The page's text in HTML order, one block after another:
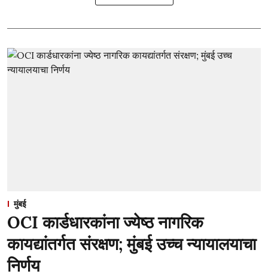
मुंबई
OCI कार्डधारकांना ज्येष्ठ नागरिक
कायद्यांतर्गत संरक्षण; मुंबई उच्च न्यायालयाचा
निर्णय